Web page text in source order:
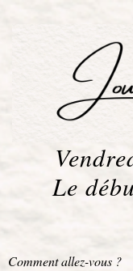
Le
Comment allez-vous ?